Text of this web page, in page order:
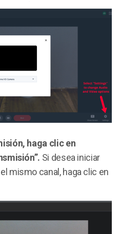
haga clic en
Si desea iniciar
mismo canal, haga clic en